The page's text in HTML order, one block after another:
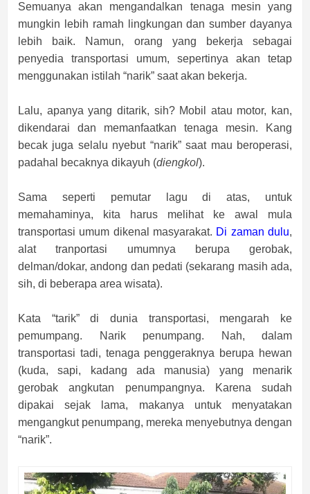
Semuanya akan mengandalkan tenaga mesin yang
mungkin lebih ramah lingkungan dan sumber dayanya
lebih baik. Namun, orang yang bekerja sebagai
penyedia transportasi umum, sepertinya akan tetap
menggunakan istilah “narik” saat akan bekerja.
Lalu, apanya yang ditarik, sih? Mobil atau motor, kan,
dikendarai dan memanfaatkan tenaga mesin. Kang
becak juga selalu nyebut “narik” saat mau beroperasi,
padahal becaknya dikayuh (diengkol).
Sama seperti pemutar lagu di atas, untuk
memahaminya, kita harus melihat ke awal mula
transportasi umum dikenal masyarakat. Di zaman dulu,
alat tranportasi umumnya berupa gerobak,
delman/dokar, andong dan pedati (sekarang masih ada,
sih, di beberapa area wisata).
Kata “tarik” di dunia transportasi, mengarah ke
pemumpang. Narik penumpang. Nah, dalam
transportasi tadi, tenaga penggeraknya berupa hewan
(kuda, sapi, kadang ada manusia) yang menarik
gerobak angkutan penumpangnya. Karena sudah
dipakai sejak lama, makanya untuk menyatakan
mengangkut penumpang, mereka menyebutnya dengan
“narik”.